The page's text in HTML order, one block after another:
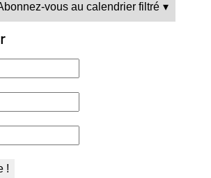
vous au calendrier filtré ▾